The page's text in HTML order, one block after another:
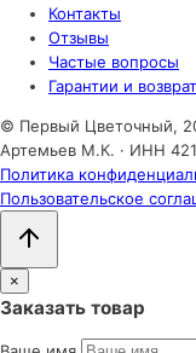
Контакты
Отзывы
Частые вопросы
Гарантии и возврат
© Первый Цветочный,
Артемьев М.К. · ИНН
Политика
Пользовательское
×
Заказать товар